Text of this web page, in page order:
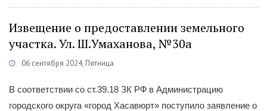
Извещение о предоставлении земельного
участка. Ул. Ш.Умаханова, №30а
06 сентября 2024, Пятница
В соответствии со ст.39.18 ЗК РФ в Администрацию
городского округа «город Хасавюрт» поступило заявление о